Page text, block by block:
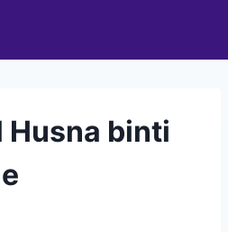
Husna binti